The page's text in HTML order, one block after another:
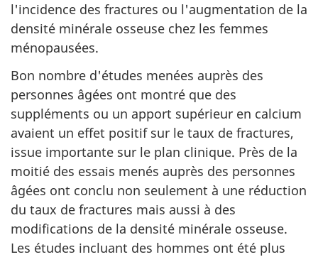
l'incidence des fractures ou l'augmentation de la
densité minérale osseuse chez les femmes
ménopausées.
Bon nombre d'études menées auprès des
personnes âgées ont montré que des
suppléments ou un apport supérieur en calcium
avaient un effet positif sur le taux de fractures,
issue importante sur le plan clinique. Près de la
moitié des essais menés auprès des personnes
âgées ont conclu non seulement à une réduction
du taux de fractures mais aussi à des
modifications de la densité minérale osseuse.
Les études incluant des hommes ont été plus